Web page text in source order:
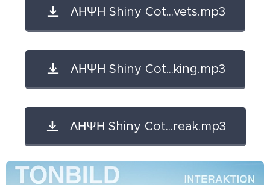
ΛΗΨΗ Shiny Cot...vets.mp3
ΛΗΨΗ Shiny Cot...king.mp3
ΛΗΨΗ Shiny Cot...reak.mp3